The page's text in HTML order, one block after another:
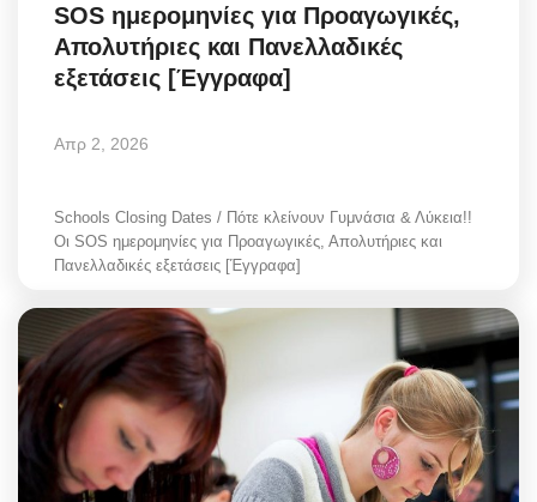
SOS ημερομηνίες για Προαγωγικές,
Απολυτήριες και Πανελλαδικές
εξετάσεις [Έγγραφα]
Απρ 2, 2026
Schools Closing Dates / Πότε κλείνουν Γυμνάσια & Λύκεια!!
Οι SOS ημερομηνίες για Προαγωγικές, Απολυτήριες και
Πανελλαδικές εξετάσεις [Έγγραφα]